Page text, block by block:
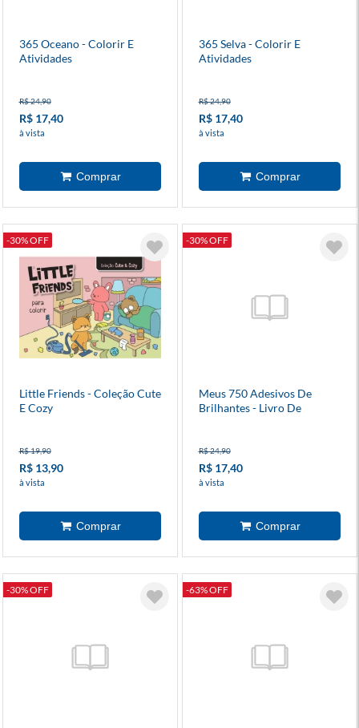
365 Oceano - Colorir E
Atividades
R$ 24,90
R$ 17,40
à vista
365 Selva - Colorir E
Atividades
R$ 24,90
R$ 17,40
à vista
-30% OFF
Little Friends - Coleção Cute
E Cozy
R$ 19,90
R$ 13,90
à vista
-30% OFF
Meus 750 Adesivos De
Brilhantes - Livro De
R$ 24,90
R$ 17,40
à vista
-30% OFF -63% OFF